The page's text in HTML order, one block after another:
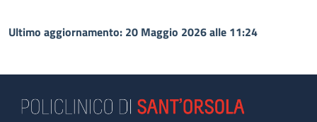
Ultimo aggiornamento: 20 Maggio 2026 alle 11:24